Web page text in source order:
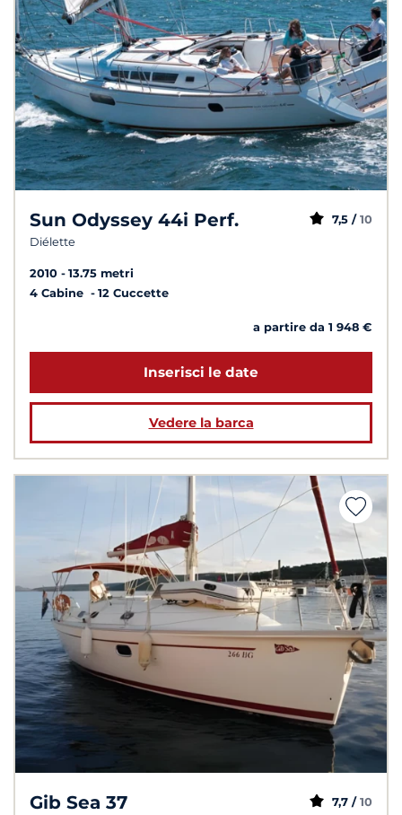
Sun Odyssey 44i Perf.
Diélette
7,5 / 10
2010
13.75 metri
4 Cabine
12 Cuccette
a partire da 1 948 €
Inserisci le date
Vedere la barca
Gib Sea 37 7,7 / 10